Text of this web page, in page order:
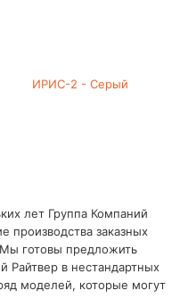
ИРИС-2 - Серый
лет Группа Компаний
производства заказных
готовы предложить
Райтвер в нестандартных
моделей, которые могут